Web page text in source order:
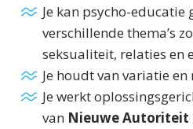
Je kan psycho-educatie
verschillende thema’s
seksualiteit, relaties en
Je houdt van variatie
Je werkt
van Nieuwe Autoriteit